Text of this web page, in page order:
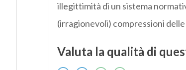
illegittimità di un sistema
(irragionevoli) compressioni
Valuta la qualità di